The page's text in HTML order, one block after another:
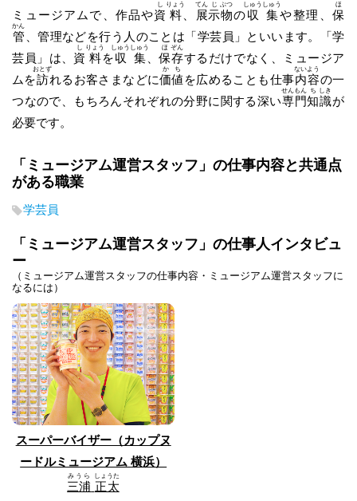
ミュージアムで、作品や資
し
料
りょう
展
てん
示
じ
物
ぶつ
の収
しゅう
集
しゅう
や整理、保
ほ
管
かん
、管理などを行う人のことは「学芸員」といいます。「学
芸員」は、 資
し
料
りょう
を収
しゅう
集
しゅう
、保
ほ
存
ぞん
するだけでなく、ミュージア
ムを訪
おとず
れるお客さまなどに価
か
値
ち
を広めることも仕事内
ない
容
よう
の一
つなので、もちろんそれぞれの分野に関する深い専
せん
門
もん
知
ち
識
しき
が
必要です。
「ミュージアム運営スタッフ」の仕事内容と共通点
がある職業
学芸員
「ミュージアム運営スタッフ」の仕事人インタビュ
ー
（ミュージアム運営スタッフの仕事内容・ミュージアム運営スタッフに
なるには）
スーパーバイザー（カップヌ
ードルミュージアム 横浜）
三浦
みうら
正太
しょうた